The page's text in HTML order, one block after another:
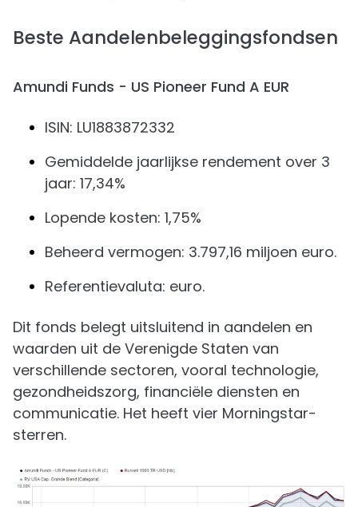
Beste Aandelenbeleggingsfondsen
Amundi Funds - US Pioneer Fund A EUR
ISIN: LU1883872332
Gemiddelde jaarlijkse rendement over 3
jaar: 17,34%
Lopende kosten: 1,75%
Beheerd vermogen: 3.797,16 miljoen euro.
Referentievaluta: euro.
Dit fonds belegt uitsluitend in aandelen en
waarden uit de Verenigde Staten van
verschillende sectoren, vooral technologie,
gezondheidszorg, financiële diensten en
communicatie. Het heeft vier Morningstar-
sterren.